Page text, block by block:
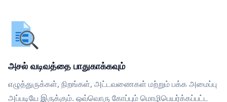
அசல் வடிவத்தை பாதுகாக்கவும்
எழுத்துருக்கள், நிறங்கள், அட்டவணைகள் மற்றும் பக்க அமைப்பு
அப்படியே இருக்கும். ஒவ்வொரு கோப்பும் மொழிபெயர்க்கப்பட்ட